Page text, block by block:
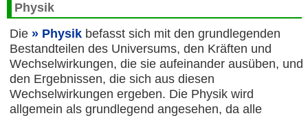
Physik
Die
Physikbefasst sich mit den grundlegenden
Bestandteilen des Universums, den Kräften und
Wechselwirkungen, die sie aufeinander ausüben, und
den Ergebnissen, die sich aus diesen
Wechselwirkungen ergeben. Die Physik wird
allgemein als grundlegend angesehen, da alle